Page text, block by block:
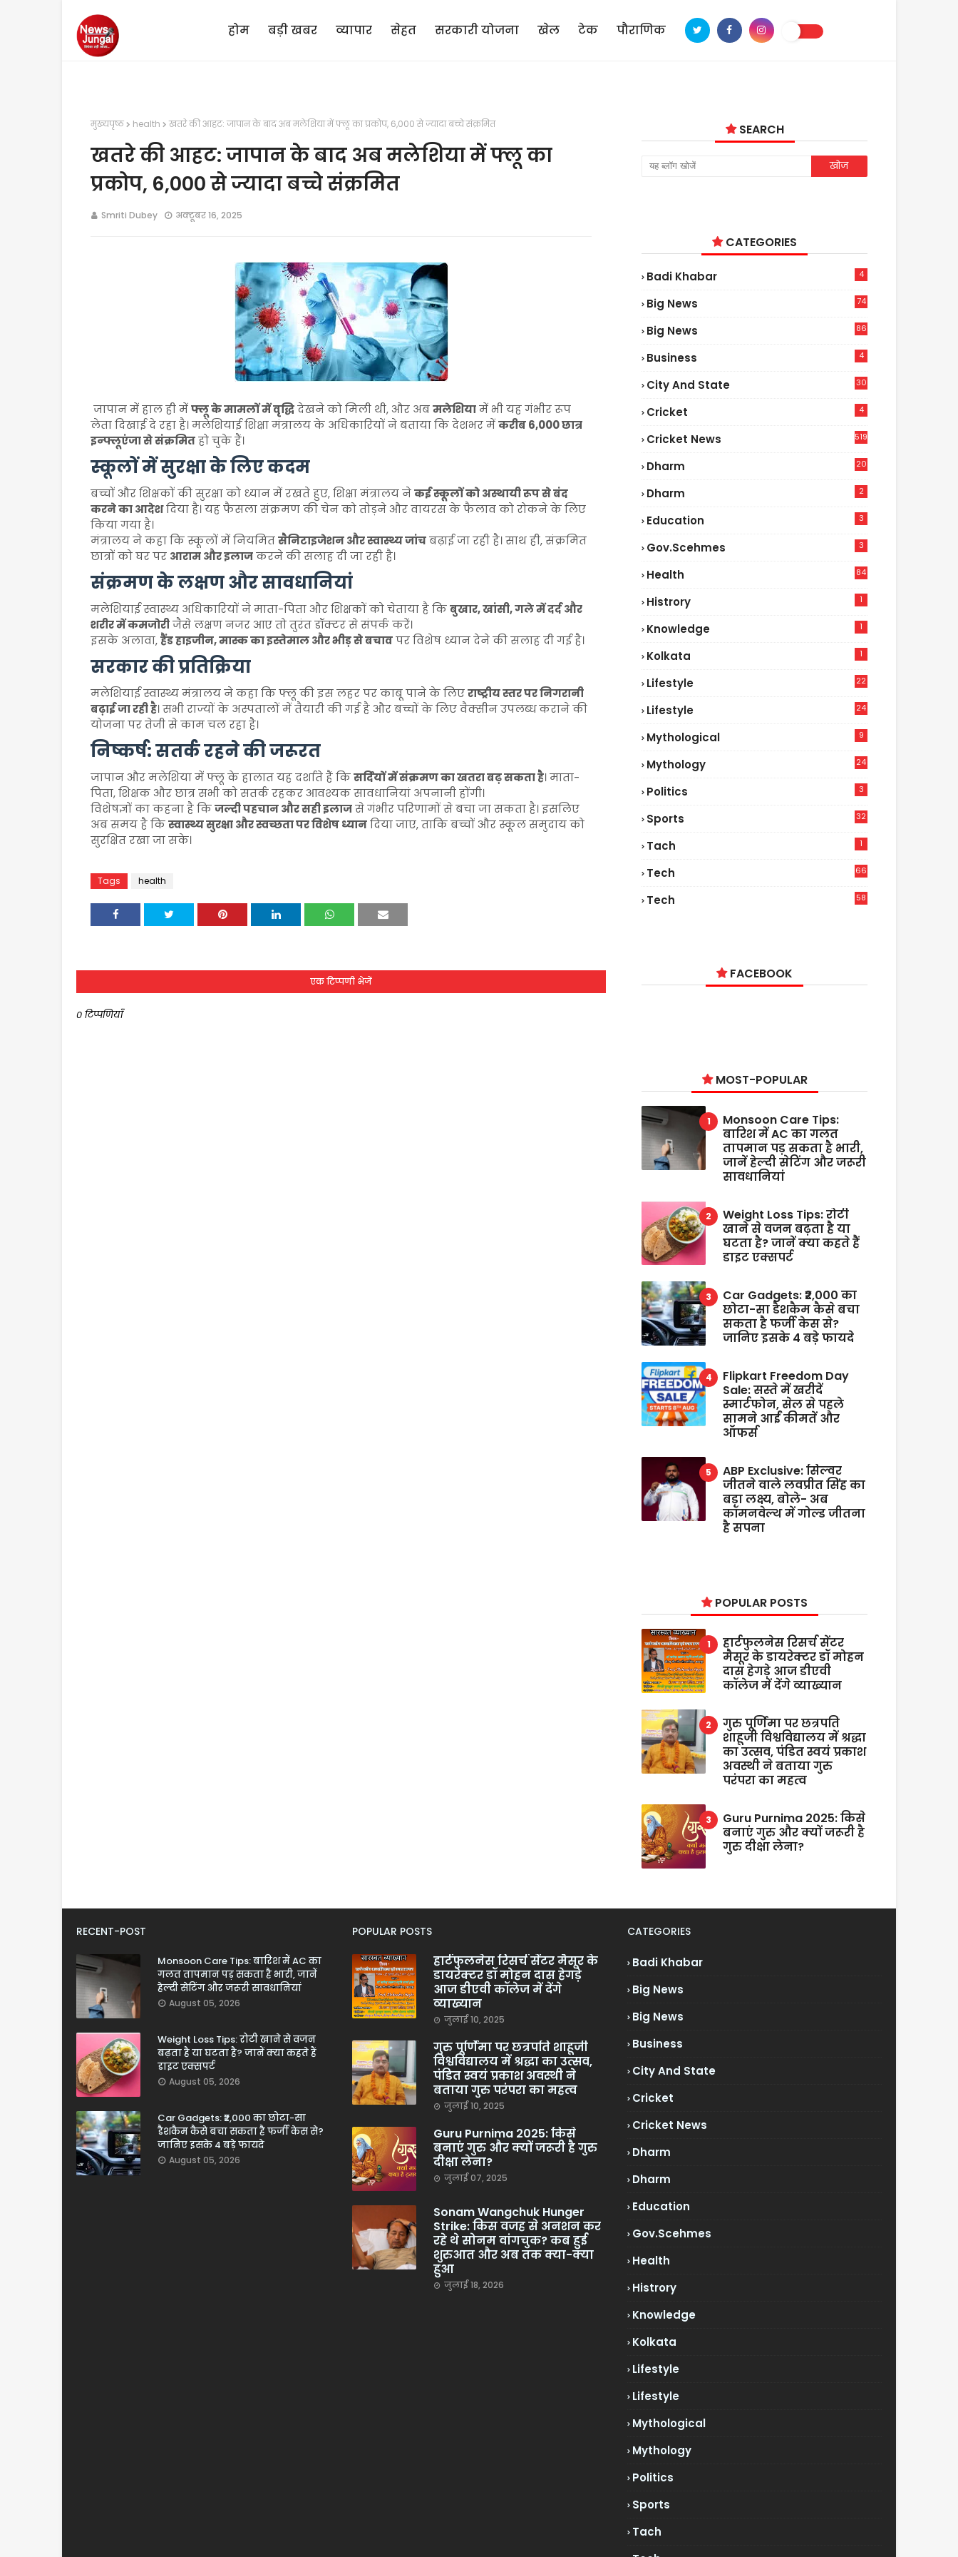
होम बड़ी खबर व्यापार सेहत सरकारी योजना खेल टेक पौराणिक
मुख्यपृष्ठ health खतरे की आहट: जापान के बाद अब मलेशिया में फ्लू का प्रकोप, 6,000 से ज्यादा बच्चे संक्रमित
खतरे की आहट: जापान के बाद अब मलेशिया में फ्लू का
प्रकोप, 6,000 से ज्यादा बच्चे संक्रमित
Smriti Dubey अक्टूबर 16, 2025
जापान में हाल ही मेंफ्लू के मामलों में वृद्धिदेखने को मिली थी, और अबमलेशियामें भी यह गंभीर रूप
लेता दिखाई दे रहा है। मलेशियाई शिक्षा मंत्रालय के अधिकारियों ने बताया कि देशभर मेंकरीब 6,000 छात्र
इन्फ्लूएंजा से संक्रमितहो चुके हैं।
स्कूलों में सुरक्षा के लिए कदम
बच्चों और शिक्षकों की सुरक्षा को ध्यान में रखते हुए, शिक्षा मंत्रालय नेकई स्कूलों को अस्थायी रूप से बंद
करने का आदेशदिया है। यह फैसला संक्रमण की चेन को तोड़ने और वायरस के फैलाव को रोकने के लिए
किया गया है।
मंत्रालय ने कहा कि स्कूलों में नियमितसैनिटाइजेशन और स्वास्थ्य जांचबढ़ाई जा रही है। साथ ही, संक्रमित
छात्रों को घर पर आराम और इलाजकरने की सलाह दी जा रही है।
संक्रमण के लक्षण और सावधानियां
मलेशियाई स्वास्थ्य अधिकारियों ने माता-पिता और शिक्षकों को चेताया है किबुखार, खांसी, गले में दर्द और
शरीर में कमजोरीजैसे लक्षण नजर आए तो तुरंत डॉक्टर से संपर्क करें।
इसके अलावा,हैंड हाइजीन, मास्क का इस्तेमाल और भीड़ से बचावपर विशेष ध्यान देने की सलाह दी गई है।
सरकार की प्रतिक्रिया
मलेशियाई स्वास्थ्य मंत्रालय ने कहा कि फ्लू की इस लहर पर काबू पाने के लिएराष्ट्रीय स्तर पर निगरानी
बढ़ाई जा रही है। सभी राज्यों के अस्पतालों में तैयारी की गई है और बच्चों के लिए वैक्सीन उपलब्ध कराने की
योजना पर तेजी से काम चल रहा है।
निष्कर्ष: सतर्क रहने की जरूरत
जापान और मलेशिया में फ्लू के हालात यह दर्शाते हैं किसर्दियों में संक्रमण का खतरा बढ़ सकता है। माता-
पिता, शिक्षक और छात्र सभी को सतर्क रहकर आवश्यक सावधानियां अपनानी होंगी।
विशेषज्ञों का कहना है किजल्दी पहचान और सही इलाजसे गंभीर परिणामों से बचा जा सकता है। इसलिए
अब समय है किस्वास्थ्य सुरक्षा और स्वच्छता पर विशेष ध्यानदिया जाए, ताकि बच्चों और स्कूल समुदाय को
सुरक्षित रखा जा सके।
Tags health
एक टिप्पणी भेजें
0 टिप्पणियाँ
SEARCH
CATEGORIES
Badi Khabar 4
Big News
74
Big News
86
Business 4
City And State 30
Cricket 4
Cricket News 519
Dharm 20
Dharm 2
Education 3
Gov.scehmes 3
Health
84
Histrory 1
Knowledge 1
Kolkata 1
Lifestyle
22
Lifestyle
24
Mythological 9
Mythology 24
Politics 3
Sports 32
Tach 1
Tech
66
Tech
58
FACEBOOK
MOST-POPULAR
Monsoon Care Tips:
बारिश में AC का गलत
तापमान पड़ सकता है भारी,
जानें हेल्दी सेटिंग और जरूरी
सावधानियां
Weight Loss Tips: रोटी
खाने से वजन बढ़ता है या
घटता है? जानें क्या कहते हैं
डाइट एक्सपर्ट
Car Gadgets: ₹2,000 का
छोटा-सा डैशकैम कैसे बचा
सकता है फर्जी केस से?
जानिए इसके 4 बड़े फायदे
Flipkart Freedom Day
Sale: सस्ते में खरीदें
स्मार्टफोन, सेल से पहले
सामने आईं कीमतें और
ऑफर्स
ABP Exclusive: सिल्वर
जीतने वाले लवप्रीत सिंह का
बड़ा लक्ष्य, बोले- अब
कॉमनवेल्थ में गोल्ड जीतना
है सपना
POPULAR POSTS
हार्टफुलनेस रिसर्च सेंटर
मैसूर के डायरेक्टर डॉ मोहन
दास हेगड़े आज डीएवी
कॉलेज में देंगे व्याख्यान
गुरु पूर्णिमा पर छत्रपति
शाहूजी विश्वविद्यालय में श्रद्धा
का उत्सव, पंडित स्वयं प्रकाश
अवस्थी ने बताया गुरु
परंपरा का महत्व
Guru Purnima 2025: किसे
बनाएं गुरु और क्यों जरूरी है
गुरु दीक्षा लेना?
RECENT-POST
Monsoon Care Tips: बारिश में AC का
गलत तापमान पड़ सकता है भारी, जानें
हेल्दी सेटिंग और जरूरी सावधानियां
August 05, 2026
Weight Loss Tips: रोटी खाने से वजन
बढ़ता है या घटता है? जानें क्या कहते हैं
डाइट एक्सपर्ट
August 05, 2026
Car Gadgets: ₹2,000 का छोटा-सा
डैशकैम कैसे बचा सकता है फर्जी केस से?
जानिए इसके 4 बड़े फायदे
August 05, 2026
POPULAR POSTS
हार्टफुलनेस रिसर्च सेंटर मैसूर के
डायरेक्टर डॉ मोहन दास हेगड़े
आज डीएवी कॉलेज में देंगे
व्याख्यान
जुलाई 10, 2025
गुरु पूर्णिमा पर छत्रपति शाहूजी
विश्वविद्यालय में श्रद्धा का उत्सव,
पंडित स्वयं प्रकाश अवस्थी ने
बताया गुरु परंपरा का महत्व
जुलाई 10, 2025
Guru Purnima 2025: किसे
बनाएं गुरु और क्यों जरूरी है गुरु
दीक्षा लेना?
जुलाई 07, 2025
Sonam Wangchuk Hunger
Strike: किस वजह से अनशन कर
रहे थे सोनम वांगचुक? कब हुई
शुरुआत और अब तक क्या-क्या
हुआ
जुलाई 18, 2026
CATEGORIES
Badi Khabar
Big News
Big News
Business
City And State
Cricket
Cricket News
Dharm
Dharm
Education
Gov.scehmes
Health
Histrory
Knowledge
Kolkata
Lifestyle
Lifestyle
Mythological
Mythology
Politics
Sports
Tach